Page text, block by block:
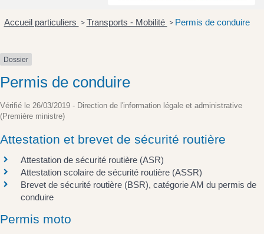
Accueil particuliers > Transports - Mobilité > Permis de conduire
Dossier
Permis de conduire
Vérifié le 26/03/2019 - Direction de l'information légale et administrative
(Première ministre)
Attestation et brevet de sécurité routière
Attestation de sécurité routière (ASR)
Attestation scolaire de sécurité routière (ASSR)
Brevet de sécurité routière (BSR), catégorie AM du permis de
conduire
Permis moto